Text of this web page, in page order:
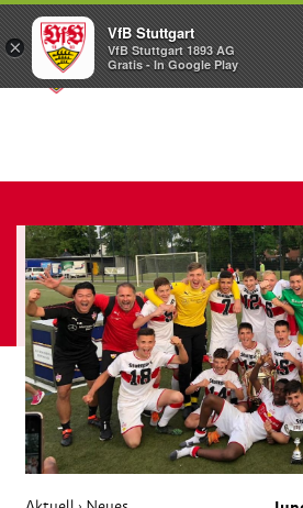
×
VfB Stuttgart
VfB Stuttgart 1893 AG
Gratis - In Google Play